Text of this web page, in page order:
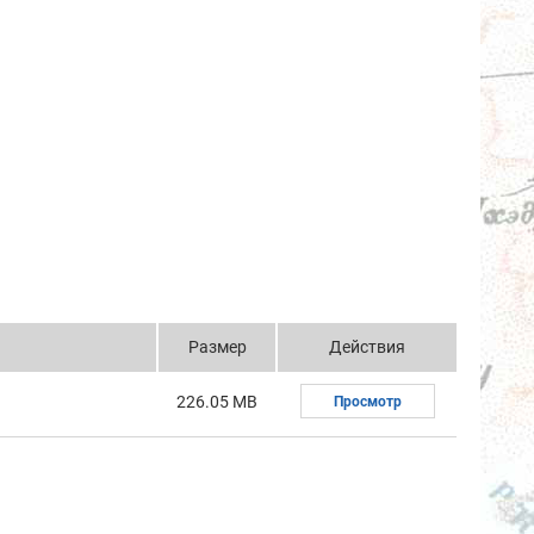
Размер Действия
226.05 MB Просмотр